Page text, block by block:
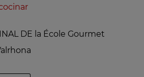
DE la École Gourmet